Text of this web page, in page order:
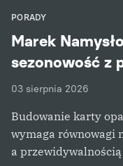
PORADY
Marek
sezonowość z
03 sierpnia 2026
Budowanie karty
wymaga równowagi
a